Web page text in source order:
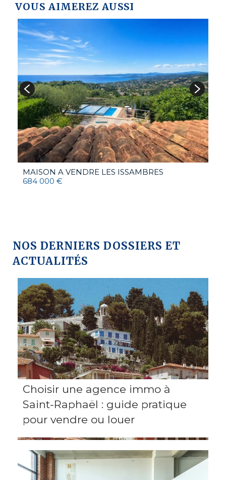
VOUS AIMEREZ AUSSI
MAISON A VENDRE LES ISSAMBRES
684 000 €
NOS DERNIERS DOSSIERS ET
ACTUALITÉS
Choisir une agence immo à
Saint-Raphaël : guide pratique
pour vendre ou louer